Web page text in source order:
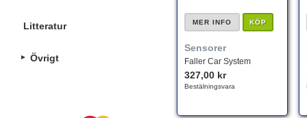
Litteratur
Övrigt
MER INFO KÖP
Sensorer
Faller Car System
327,00 kr
Bestälningsvara